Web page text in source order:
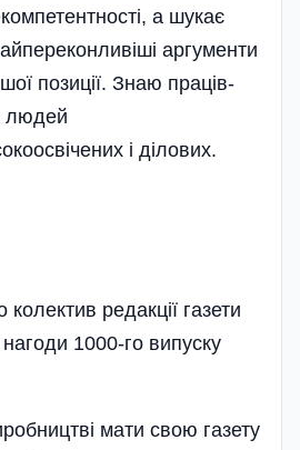
а шукає
аргу­менти
позиції. Знаю праців­
лю­дей
і ділови­х.
редакції газети
1000-го випуску
мати свою газету